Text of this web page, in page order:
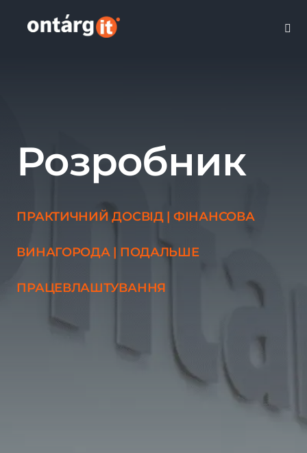
Розробник
ПРАКТИЧНИЙ ДОСВІД | ФІНАНСОВА
ВИНАГОРОДА | ПОДАЛЬШЕ
ПРАЦЕВЛАШТУВАННЯ